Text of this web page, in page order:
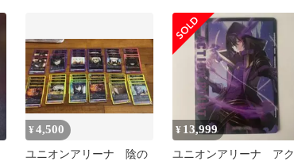
¥4,500
ユニオンアリーナ 陰の
¥ 13,999
ユニオンアリーナ アク